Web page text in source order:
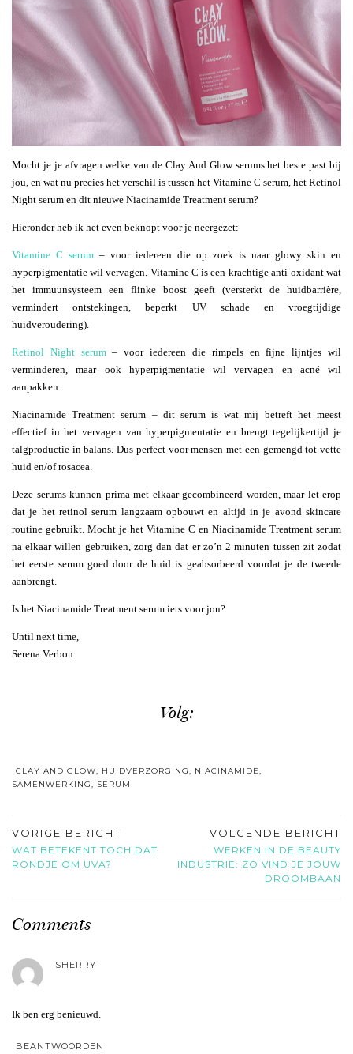
Mocht je je afvragen welke van de Clay And Glow serums het beste past bij
jou, en wat nu precies het verschil is tussen het Vitamine C serum, het Retinol
Night serum en dit nieuwe Niacinamide Treatment serum?
Hieronder heb ik het even beknopt voor je neergezet:
Vitamine C serum – voor iedereen die op zoek is naar glowy skin en
hyperpigmentatie wil vervagen. Vitamine C is een krachtige anti-oxidant wat
het immuunsysteem een flinke boost geeft (versterkt de huidbarrière,
vermindert ontstekingen, beperkt UV schade en vroegtijdige
huidveroudering).
Retinol Night serum– voor iedereen die rimpels en fijne lijntjes wil
verminderen, maar ook hyperpigmentatie wil vervagen en acné wil
aanpakken.
Niacinamide Treatment serum – dit serum is wat mij betreft het meest
effectief in het vervagen van hyperpigmentatie en brengt tegelijkertijd je
talgproductie in balans. Dus perfect voor mensen met een gemengd tot vette
huid en/of rosacea.
Deze serums kunnen prima met elkaar gecombineerd worden, maar let erop
dat je het retinol serum langzaam opbouwt en altijd in je avond skincare
routine gebruikt. Mocht je het Vitamine C en Niacinamide Treatment serum
na elkaar willen gebruiken, zorg dan dat er zo’n 2 minuten tussen zit zodat
het eerste serum goed door de huid is geabsorbeerd voordat je de tweede
aanbrengt.
Is het Niacinamide Treatment serum iets voor jou?
Until next time,
Serena Verbon
Volg:
CLAY AND GLOW, HUIDVERZORGING, NIACINAMIDE,
SAMENWERKING, SERUM
VORIGE BERICHT
WAT BETEKENT TOCH DAT
RONDJE OM UVA?
VOLGENDE BERICHT
WERKEN IN DE BEAUTY
INDUSTRIE: ZO VIND JE JOUW
DROOMBAAN
Comments
SHERRY
Ik ben erg benieuwd.
BEANTWOORDEN